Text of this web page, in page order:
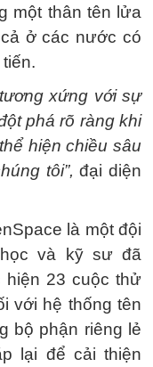
một thân tên lửa
ở các nước có
xứng với sự
phá rõ ràng khi
hiện chiều sâu
tôi”, đại diện
là một đội
và kỹ sư đã
hiện 23 cuộc thử
với hệ thống tên
bộ phận riêng lẻ
lại để cải thiện